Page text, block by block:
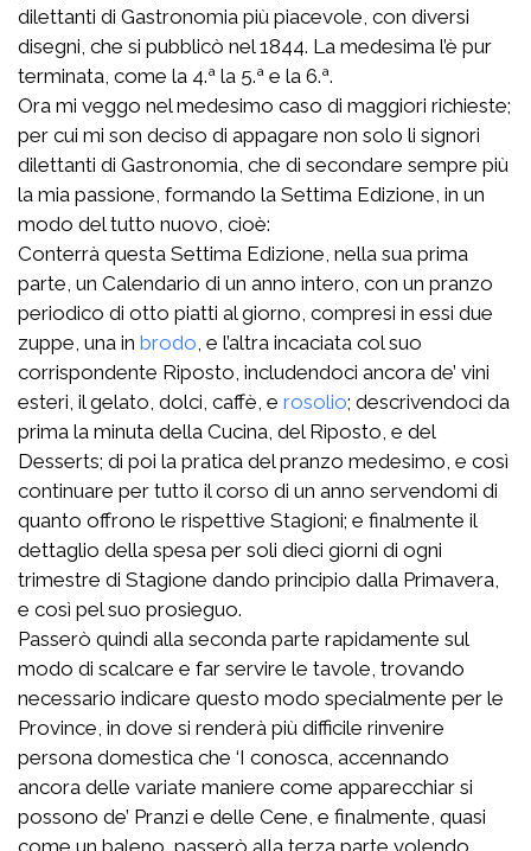
dilettanti di Gastronomia più piacevole, con diversi
disegni, che si pubblicò nel 1844. La medesima l’è pur
terminata, come la 4.ª la 5.ª e la 6.ª.
Ora mi veggo nel medesimo caso di maggiori richieste;
per cui mi son deciso di appagare non solo li signori
dilettanti di Gastronomia, che di secondare sempre più
la mia passione, formando la Settima Edizione, in un
modo del tutto nuovo, cioè:
Conterrà questa Settima Edizione, nella sua prima
parte, un Calendario di un anno intero, con un pranzo
periodico di otto piatti al giorno, compresi in essi due
zuppe, una in brodo , e l’altra incaciata col suo
corrispondente Riposto, includendoci ancora de’ vini
esteri, il gelato, dolci, caffè, e rosolio; descrivendoci da
prima la minuta della Cucina, del Riposto, e del
Desserts; di poi la pratica del pranzo medesimo, e così
continuare per tutto il corso di un anno servendomi di
quanto offrono le rispettive Stagioni; e finalmente il
dettaglio della spesa per soli dieci giorni di ogni
trimestre di Stagione dando principio dalla Primavera,
e così pel suo prosieguo.
Passerò quindi alla seconda parte rapidamente sul
modo di scalcare e far servire le tavole, trovando
necessario indicare questo modo specialmente per le
Province, in dove si renderà più difficile rinvenire
persona domestica che ‘I conosca, accennando
ancora delle variate maniere come apparecchiar si
possono de’ Pranzi e delle Cene, e finalmente, quasi
come un baleno, passerò alla terza parte volendo